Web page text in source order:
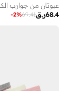
ر.ق68.4
69.41
-2%